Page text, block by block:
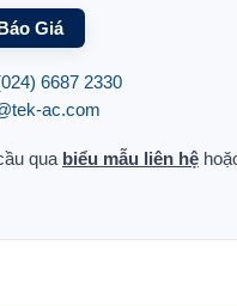
Giá
6687 2330
ac.com
qua biểu mẫu liên hệ